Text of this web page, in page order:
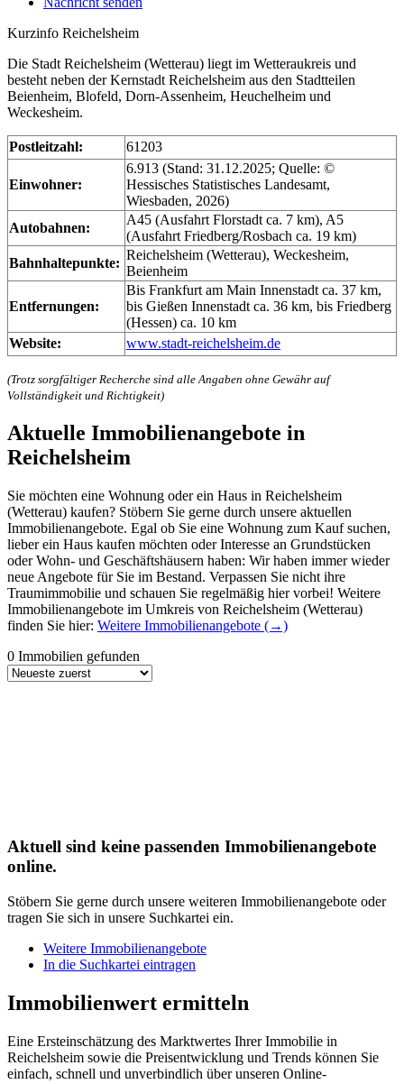
Kurzinfo Reichelsheim
Die Stadt Reichelsheim (Wetterau) liegt im Wetteraukreis und
besteht neben der Kernstadt Reichelsheim aus den Stadtteilen
Beienheim, Blofeld, Dorn-Assenheim, Heuchelheim und
Weckesheim.
Postleitzahl: 61203
Einwohner:
6.913 (Stand: 31.12.2025; Quelle: ©
Hessisches Statistisches Landesamt,
Wiesbaden, 2026)
Autobahnen:
A45 (Ausfahrt Florstadt ca. 7 km), A5
(Ausfahrt Friedberg/Rosbach ca. 19 km)
Bahnhaltepunkte:
Reichelsheim (Wetterau), Weckesheim,
Beienheim
Entfernungen:
Bis Frankfurt am Main Innenstadt ca. 37 km,
bis Gießen Innenstadt ca. 36 km, bis Friedberg
(Hessen) ca. 10 km
Website:
www.stadt-reichelsheim.de
(Trotz sorgfältiger Recherche sind alle Angaben ohne Gewähr auf
Vollständigkeit und Richtigkeit)
Aktuelle Immobilienangebote in
Reichelsheim
Sie möchten eine Wohnung oder ein Haus in Reichelsheim
(Wetterau) kaufen? Stöbern Sie gerne durch unsere aktuellen
Immobilienangebote. Egal ob Sie eine Wohnung zum Kauf suchen,
lieber ein Haus kaufen möchten oder Interesse an Grundstücken
oder Wohn- und Geschäftshäusern haben: Wir haben immer wieder
neue Angebote für Sie im Bestand. Verpassen Sie nicht ihre
Traumimmobilie und schauen Sie regelmäßig hier vorbei! Weitere
Immobilienangebote im Umkreis von Reichelsheim (Wetterau)
finden Sie hier: Weitere Immobilienangebote (→)
0 Immobilien gefunden
Aktuell sind keine passenden Immobilienangebote
online.
Stöbern Sie gerne durch unsere weiteren Immobilienangebote oder
tragen Sie sich in unsere Suchkartei ein.
Weitere Immobilienangebote
In die Suchkartei eintragen
Immobilienwert ermitteln
Eine Ersteinschätzung des Marktwertes Ihrer Immobilie in
Reichelsheim sowie die Preisentwicklung und Trends können Sie
einfach, schnell und unverbindlich über unseren Online-